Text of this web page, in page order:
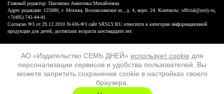
АО «Издательство СЕМЬ ДНЕЙ» использует cookie для
персонализации сервисов и удобства пользователей. Вы
можете запретить сохранение cookie в настройках своего
браузера.
16+
Главный редактор: Пахомова Анжелика Михайловна
Адрес редакции: 125080, г. Москва, Волоколамское ш., д. 4, корп. 24. Контакты: official@srsly.ru,
+7(495) 742-44-41
Согласно ФЗ от 29.12.2010 №436-ФЗ сайт SRSLY.RU относится к категории информационной
продукции для детей, достигших возраста шестнадцати лет.
ХОЧУ ЕЩЁ